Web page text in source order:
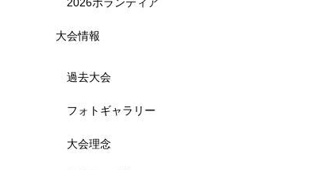
【会議報告】諏訪地域６市町村連絡会議を開催しました
大会情報
過去大会
フォトギャラリー
大会理念